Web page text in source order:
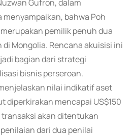
Gufron, dalam
bahwa Poh
pemilik penuh dua
Mongolia. Rencana akuisisi ini
bagian dari strategi
bisnis perseroan.
nilai indikatif aset
diperkirakan mencapai US$150
akan ditentukan
dari dua penilai